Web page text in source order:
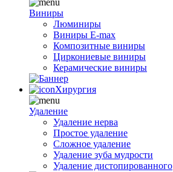
Виниры
Люминиры
Виниры E-max
Композитные виниры
Циркониевые виниры
Керамические виниры
Хирургия
Удаление
Удаление нерва
Простое удаление
Сложное удаление
Удаление зуба мудрости
Удаление дистопированного